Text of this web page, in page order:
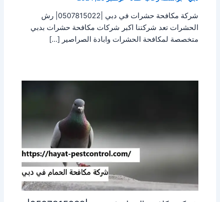
شركة مكافحة حشرات في دبي |0507815022| رش
الحشرات تعد شركتنا اكبر شركات مكافحة حشرات بدبي
متخصصة لمكافحة الحشرات وابادة الصراصير […]